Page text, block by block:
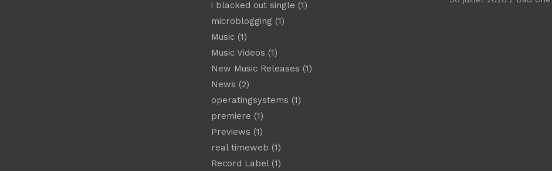
i blacked out single (1)
microblogging (1)
Music(1)
Music Videos (1)
New Music Releases (1)
News (2)
operatingsystems (1)
premiere (1)
Previews (1)
real timeweb (1)
Record Label(1)